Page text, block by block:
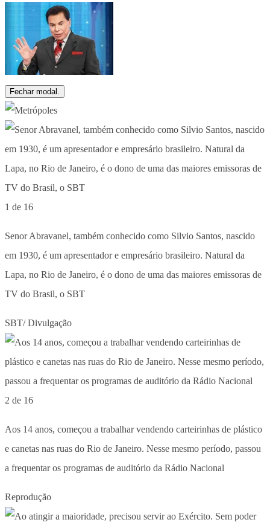
Fechar modal.
1 de 16
Senor Abravanel, também conhecido como Silvio Santos, nascido
em 1930, é um apresentador e empresário brasileiro. Natural da
Lapa, no Rio de Janeiro, é o dono de uma das maiores emissoras de
TV do Brasil, o SBT
SBT/ Divulgação
2 de 16
Aos 14 anos, começou a trabalhar vendendo carteirinhas de plástico
e canetas nas ruas do Rio de Janeiro. Nesse mesmo período, passou
a frequentar os programas de auditório da Rádio Nacional
Reprodução